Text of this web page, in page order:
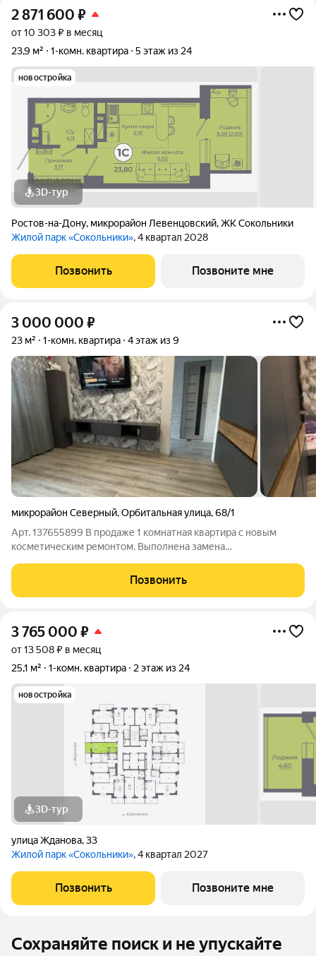
2 871 600 ₽
от 10 303 ₽ в месяц
23,9 м²
1-комн. квартира 5 этаж из 24
новостройка
3D-тур
Ростов-на-Дону, микрорайон Левенцовский,ЖК Сокольники
Жилой парк «Сокольники», 4 квартал 2028
Позвонить Позвоните мне
3 000 000 ₽
23 м² 1-комн. квартира 4 этаж из 9
микрорайон Северный,Орбитальная улица,68/1
Арт. 137655899 В продаже 1 комнатная квартира с новым
косметическим ремонтом. Выполнена замена
кухне, прихожей, балконе, санузле керамогранитная плитка, в
комнате ламинат 33 класса. Потолки
Позвонить
3 765 000 ₽
от 13 508 ₽ в месяц
25,1 м²
1-комн. квартира 2 этаж из 24
новостройка
3D-тур
улица Жданова,33
Жилой парк «Сокольники», 4 квартал 2027
Позвонить Позвоните мне
Сохраняйте поиск и не упускайте